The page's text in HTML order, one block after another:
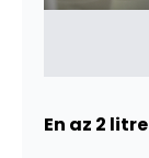
En az 2